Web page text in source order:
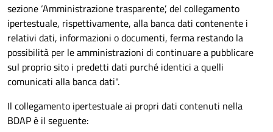
sezione ‘Amministrazione trasparente’, del collegamento
ipertestuale, rispettivamente, alla banca dati contenente i
relativi dati, informazioni o documenti, ferma restando la
possibilità per le amministrazioni di continuare a pubblicare
sul proprio sito i predetti dati purché identici a quelli
comunicati alla banca dati".
Il collegamento ipertestuale ai propri dati contenuti nella
BDAP è il seguente: